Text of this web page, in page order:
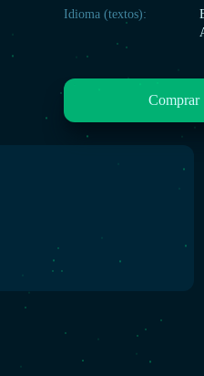
Idioma (textos):
Comprar